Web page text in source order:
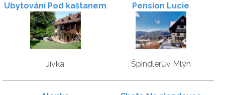
Ubytování Pod kaštanem
Jívka
Pension Lucie
Špindlerův Mlýn